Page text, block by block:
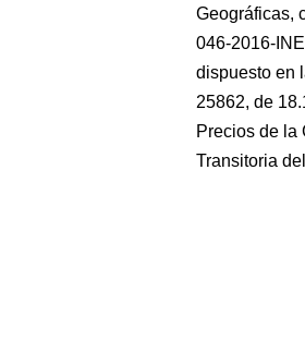
Geográficas,
046-2016-
dispuesto en
25862, de
Precios de la
Transitoria